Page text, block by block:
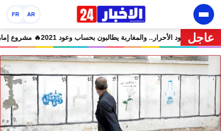
AR
FR
عاجلفي حالة سراح 🔥 شوكي يعيد وعود الأحرار.. والمغاربة يطالبون بحساب